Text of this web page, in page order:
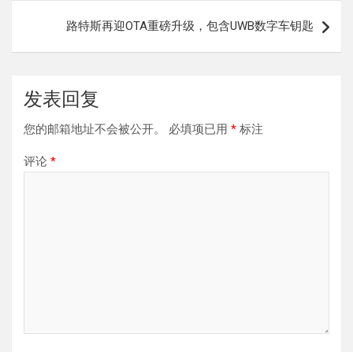
路特斯再迎OTA重磅升级，包含UWB数字车钥匙
发表回复
您的邮箱地址不会被公开。 必填项已用 * 标注
评论 *